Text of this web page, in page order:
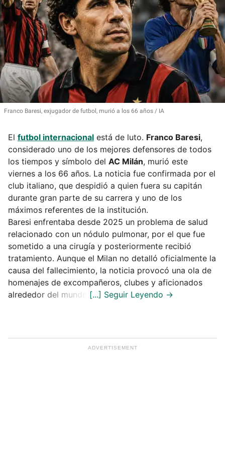
Franco Baresi, exjugador de futbol, murió a los 66 años IA
El futbol internacional está de luto. Franco Baresi,
considerado uno de los mejores defensores de todos
los tiempos y símbolo del AC Milán, murió este
viernes a los 66 años. La noticia fue confirmada por el
club italiano, que despidió a quien fuera su capitán
durante gran parte de su carrera y uno de los
máximos referentes de la institución.
Baresi enfrentaba desde 2025 un problema de salud
relacionado con un nódulo pulmonar, por el que fue
sometido a una cirugía y posteriormente recibió
tratamiento. Aunque el Milan no detalló oficialmente la
causa del fallecimiento, la noticia provocó una ola de
homenajes de excompañeros, clubes y aficionados
alrededor del mundo.